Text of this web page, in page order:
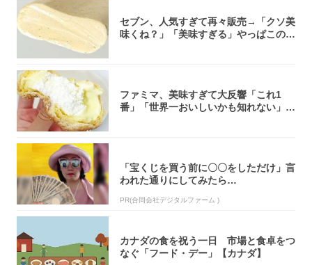
セブン、人気すぎて再々販売→「クソ美
味くね？」「美味すぎる」やっぱこのク
ファミマ、美味すぎて大反響「これ1
番」「世界一おいしいかも知れない」
「宝くじを買う前に〇〇をしただけ」言
われた通りにしてみたら…
PR(合同会社デジタルファーム )
カナダの食を祝う一日 市場と食卓をつ
なぐ「フード・デー」【カナダ】